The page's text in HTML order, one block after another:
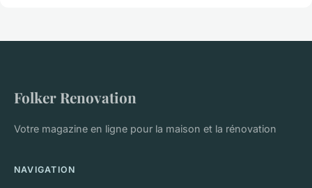
Folker Renovation
Votre magazine en ligne pour la maison et la rénovation
NAVIGATION